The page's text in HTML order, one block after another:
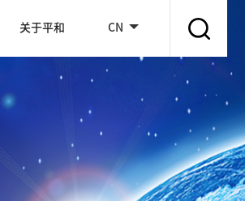
关于平和 CN